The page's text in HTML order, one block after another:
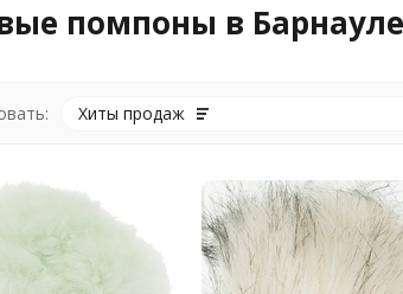
помпоны в Барнауле
Хиты продаж